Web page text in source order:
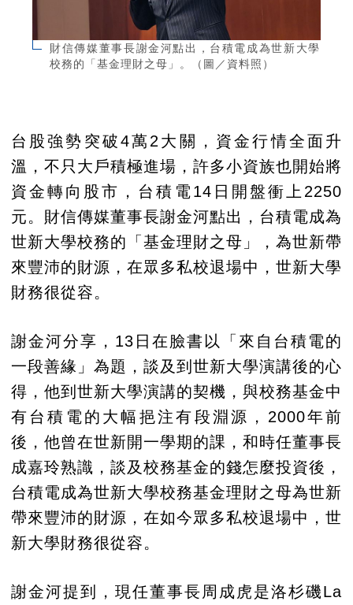
財信傳媒董事長謝金河點出，台積電成為世新大學
校務的「基金理財之母」。（圖／資料照）
台股強勢突破4萬2大關，資金行情全面升
溫，不只大戶積極進場，許多小資族也開始將
資金轉向股市，台積電14日開盤衝上2250
元。財信傳媒董事長謝金河點出，台積電成為
世新大學校務的「基金理財之母」，為世新帶
來豐沛的財源，在眾多私校退場中，世新大學
財務很從容。
謝金河分享，13日在臉書以「來自台積電的
一段善緣」為題，談及到世新大學演講後的心
得，他到世新大學演講的契機，與校務基金中
有台積電的大幅挹注有段淵源，2000年前
後，他曾在世新開一學期的課，和時任董事長
成嘉玲熟識，談及校務基金的錢怎麼投資後，
台積電成為世新大學校務基金理財之母為世新
帶來豐沛的財源，在如今眾多私校退場中，世
新大學財務很從容。
謝金河提到，現任董事長周成虎是洛杉磯La